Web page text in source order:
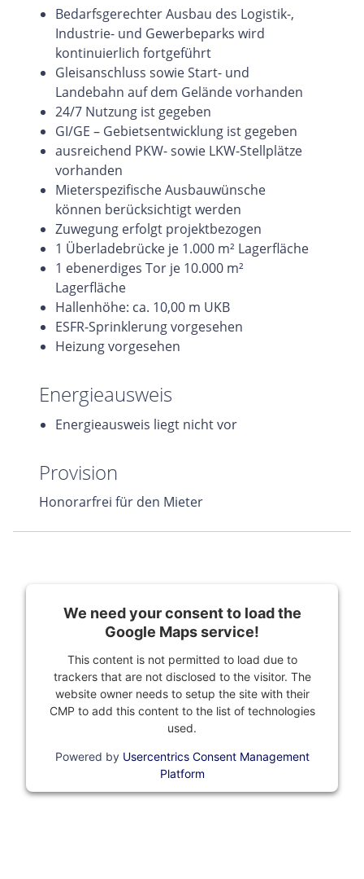
Bedarfsgerechter Ausbau des Logistik-,
Industrie- und Gewerbeparks wird
kontinuierlich fortgeführt
Gleisanschluss sowie Start- und
Landebahn auf dem Gelände vorhanden
24/7 Nutzung ist gegeben
GI/GE – Gebietsentwicklung ist gegeben
ausreichend PKW- sowie LKW-Stellplätze
vorhanden
Mieterspezifische Ausbauwünsche
können berücksichtigt werden
Zuwegung erfolgt projektbezogen
1 Überladebrücke je 1.000 m² Lagerfläche
1 ebenerdiges Tor je 10.000 m²
Lagerfläche
Hallenhöhe: ca. 10,00 m UKB
ESFR-Sprinklerung vorgesehen
Heizung vorgesehen
Energieausweis
Energieausweis liegt nicht vor
Provision
Honorarfrei für den Mieter
We need your consent to load the
Google Maps service!
This content is not permitted to load due to
trackers that are not disclosed to the visitor. The
website owner needs to setup the site with their
CMP to add this content to the list of technologies
used.
Powered by Usercentrics Consent Management
Platform